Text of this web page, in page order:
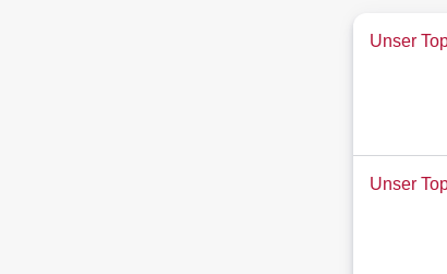
Unser
Unser